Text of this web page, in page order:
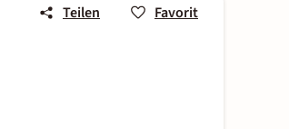
Teilen Favorit